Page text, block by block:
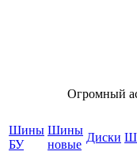
Огромный
Шины
БУ
Шины
новые
Диски